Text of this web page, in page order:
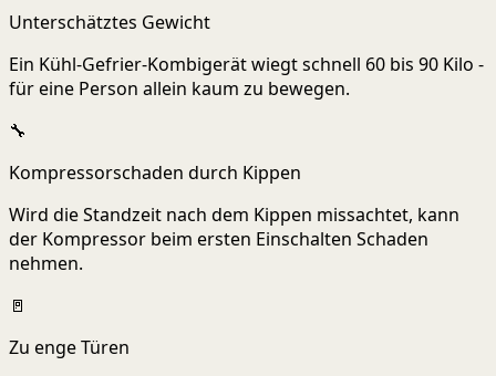
Unterschätztes Gewicht
Ein Kühl-Gefrier-Kombigerät wiegt schnell 60 bis 90 Kilo -
für eine Person allein kaum zu bewegen.
🔧
Kompressorschaden durch Kippen
Wird die Standzeit nach dem Kippen missachtet, kann
der Kompressor beim ersten Einschalten Schaden
nehmen.
🚪
Zu enge Türen